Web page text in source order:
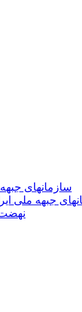
- سازمانهای
جبهه ملی
-